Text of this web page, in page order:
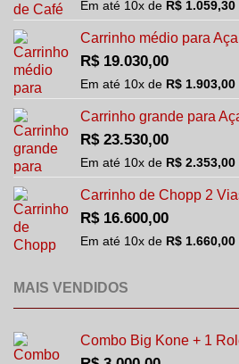
Em até 10x de R$ 1.059,30
Carrinho médio para
R$19.030,00
Em até 10x de R$ 1.903,00
Carrinho grande para
R$23.530,00
Em até 10x de R$ 2.353,00
Carrinho de Chopp 2
R$16.600,00
Em até 10x de R$ 1.660,00
MAIS VENDIDOS
Combo Big Kone + 1